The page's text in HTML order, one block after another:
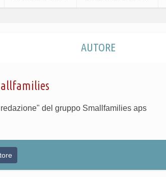
AUTORE
del gruppo Smallfamilies aps